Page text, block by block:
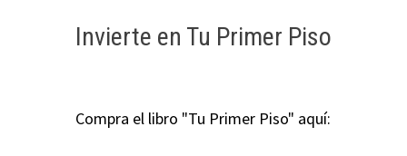
Invierte en Tu Primer Piso
Compra el libro "Tu Primer Piso" aquí: